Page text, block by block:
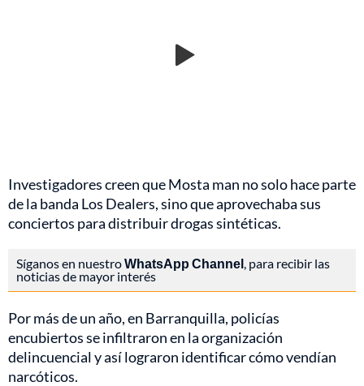
Investigadores creen que Mosta man no solo hace parte
de la banda Los Dealers, sino que aprovechaba sus
conciertos para distribuir drogas sintéticas.
Síganos en nuestroWhatsApp Channel , para recibir las
noticias de mayor interés
Por más de un año, en Barranquilla, policías
encubiertos se infiltraron en la organización
delincuencial y así lograron identificar cómo vendían
narcóticos.